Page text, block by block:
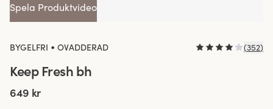
Spela Produktvideo
BYGELFRI • OVADDERAD (352)
Keep Fresh bh
649 kr